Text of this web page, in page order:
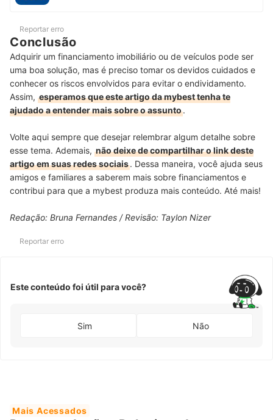
Reportar erro
Conclusão
Adquirir um financiamento imobiliário ou de veículos pode ser
uma boa solução, mas é preciso tomar os devidos cuidados e
conhecer os riscos envolvidos para evitar o endividamento.
Assim, esperamos que este artigo da mybest tenha te
ajudado a entender mais sobre o assunto.
Volte aqui sempre que desejar relembrar algum detalhe sobre
esse tema. Ademais, não deixe de compartilhar o link deste
artigo em suas redes sociais. Dessa maneira, você ajuda seus
amigos e familiares a saberem mais sobre financiamentos e
contribui para que a mybest produza mais conteúdo. Até mais!
Redação: Bruna Fernandes / Revisão: Taylon Nizer
Reportar erro
Este conteúdo foi útil para você?
Sim Não
Mais Acessados